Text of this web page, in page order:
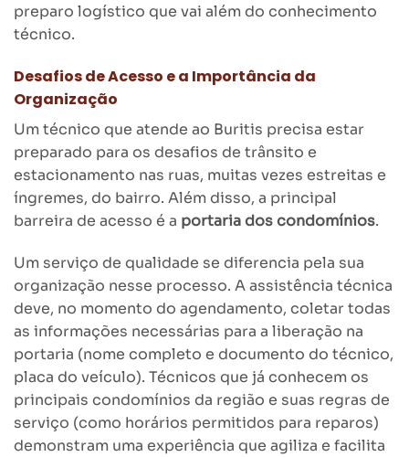
preparo logístico que vai além do conhecimento
técnico.
Desafios de Acesso e a Importância da
Organização
Um técnico que atende ao Buritis precisa estar
preparado para os desafios de trânsito e
estacionamento nas ruas, muitas vezes estreitas e
íngremes, do bairro. Além disso, a principal
barreira de acesso é a portaria dos condomínios.
Um serviço de qualidade se diferencia pela sua
organização nesse processo. A assistência técnica
deve, no momento do agendamento, coletar todas
as informações necessárias para a liberação na
portaria (nome completo e documento do técnico,
placa do veículo). Técnicos que já conhecem os
principais condomínios da região e suas regras de
serviço (como horários permitidos para reparos)
demonstram uma experiência que agiliza e facilita